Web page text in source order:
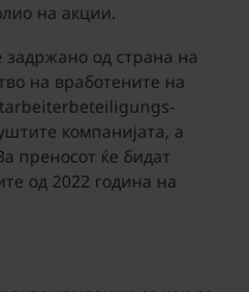
на акции.
од страна на
на вработените на
компанијата, а
преносот ќе бидат
од 2022 година на